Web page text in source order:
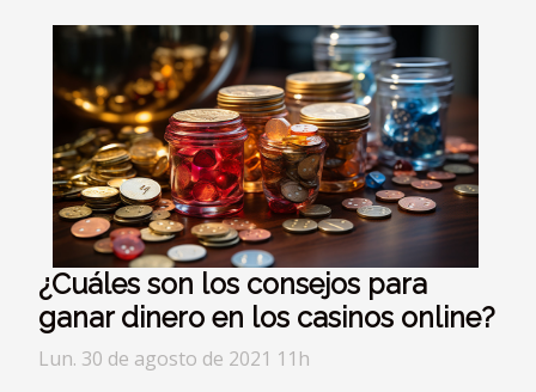
¿Cuáles son los consejos para
ganar dinero en los casinos online?
Lun. 30 de agosto de 2021 11h